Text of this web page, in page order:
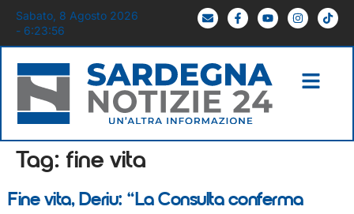
Sabato, 8 Agosto 2026
- 6:23:56
Tag: fine vita
Fine vita, Deriu: “La Consulta conferma